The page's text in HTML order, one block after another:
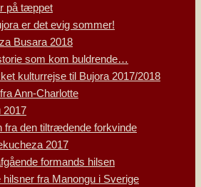
på tæppet
er det evig sommer!
Busara 2018
som kom buldrende…
kulturrejse til Bujora 2017/2018
Ann-Charlotte
2017
fra den tiltrædende forkvinde
2017
formands hilsen
hilsner fra Manongu i Sverige